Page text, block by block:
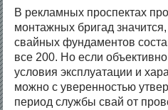
В рекламных проспектах
монтажных бригад значится,
свайных фундаментов
все 200. Но если
условия эксплуатации и
можно с уверенностью
период службы свай от